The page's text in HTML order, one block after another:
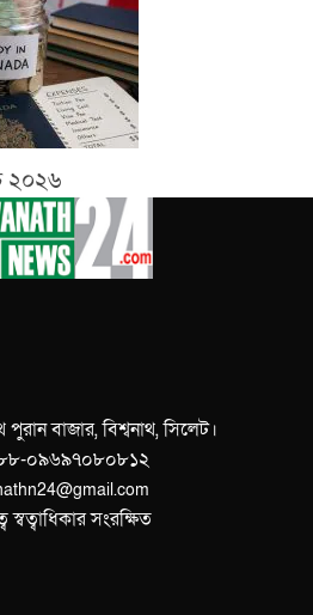
২০২৬
পুরান বাজার, বিশ্বনাথ, সিলেট।
০৯৬৯৭০৮০৮১২
স্বত্বাধিকার সংরক্ষিত